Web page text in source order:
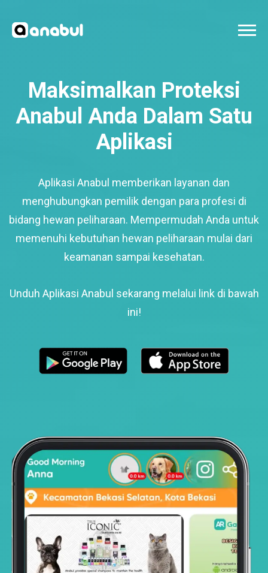
Maksimalkan Proteksi
Anabul Anda Dalam Satu
Aplikasi
Aplikasi Anabul memberikan layanan dan
menghubungkan pemilik dengan para profesi di
bidang hewan peliharaan. Mempermudah Anda untuk
memenuhi kebutuhan hewan peliharaan mulai dari
keamanan sampai kesehatan.
Unduh Aplikasi Anabul sekarang melalui link di bawah
ini!